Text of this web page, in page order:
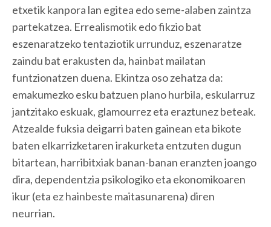
etxetik kanpora lan egitea edo seme-alaben zaintza
partekatzea. Errealismotik edo fikzio bat
eszenaratzeko tentaziotik urrunduz, eszenaratze
zaindu bat erakusten da, hainbat mailatan
funtzionatzen duena. Ekintza oso zehatza da:
emakumezko esku batzuen plano hurbila, eskularruz
jantzitako eskuak, glamourrez eta eraztunez beteak.
Atzealde fuksia deigarri baten gainean eta bikote
baten elkarrizketaren irakurketa entzuten dugun
bitartean, harribitxiak banan-banan eranzten joango
dira, dependentzia psikologiko eta ekonomikoaren
ikur (eta ez hainbeste maitasunarena) diren
neurrian.